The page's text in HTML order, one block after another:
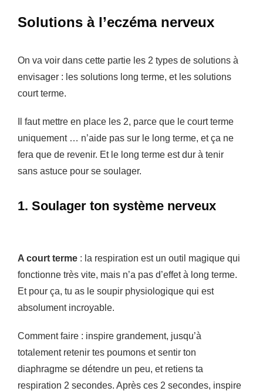
Solutions à l’eczéma nerveux
On va voir dans cette partie les 2 types de solutions à
envisager : les solutions long terme, et les solutions
court terme.
Il faut mettre en place les 2, parce que le court terme
uniquement … n’aide pas sur le long terme, et ça ne
fera que de revenir. Et le long terme est dur à tenir
sans astuce pour se soulager.
1. Soulager ton système nerveux
A court terme : la respiration est un outil magique qui
fonctionne très vite, mais n’a pas d’effet à long terme.
Et pour ça, tu as le soupir physiologique qui est
absolument incroyable.
Comment faire : inspire grandement, jusqu’à
totalement retenir tes poumons et sentir ton
diaphragme se détendre un peu, et retiens ta
respiration 2 secondes. Après ces 2 secondes, inspire